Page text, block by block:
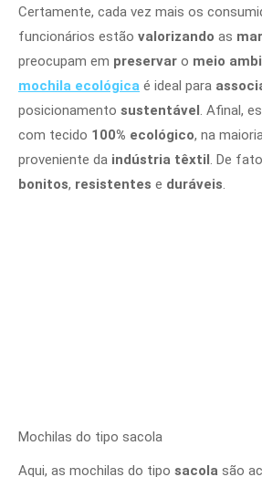
Certamente, cada vez mais os
funcionários estão valorizando as
preocupam em preservar o meio
mochila ecológica é ideal para
posicionamento sustentável . Afinal,
com tecido 100% ecológico, na
proveniente da indústria têxtil . De
bonitos, resistentes e duráveis
Mochilas do tipo sacola
Aqui, as mochilas do tipo sacola são